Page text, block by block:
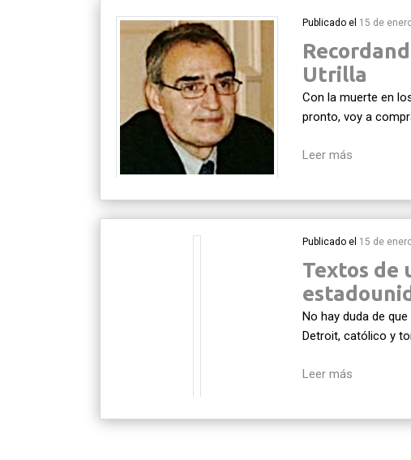
Publicado el 15 de
Utrilla
Con la muerte en
pronto, voy a
Leer más
Publicado el 15 de
Textos de
No hay duda de
Detroit, católico y
Leer más